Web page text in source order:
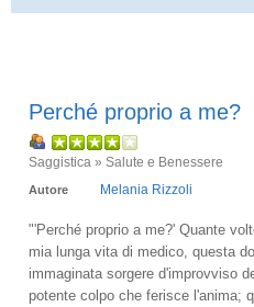
Perché proprio a me?
Saggistica » Salute e Benessere
Autore Melania Rizzoli
"'Perché proprio a me?' Quante
mia lunga vita di medico, questa
immaginata sorgere d'improvviso
potente colpo che ferisce l'anima;